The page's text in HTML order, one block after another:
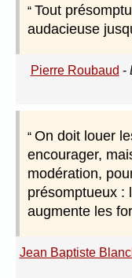
Tout
audacieuse
Pierre Roubaud -
On doit louer
encourager,
modération,
présomptueux :
augmente les
Jean Baptiste